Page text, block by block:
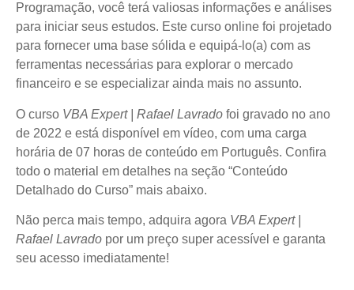
Programação, você terá valiosas informações e análises
para iniciar seus estudos. Este curso online foi projetado
para fornecer uma base sólida e equipá-lo(a) com as
ferramentas necessárias para explorar o mercado
financeiro e se especializar ainda mais no assunto.
O curso VBA Expert | Rafael Lavrado foi gravado no ano
de 2022 e está disponível em vídeo, com uma carga
horária de 07 horas de conteúdo em Português. Confira
todo o material em detalhes na seção “Conteúdo
Detalhado do Curso” mais abaixo.
Não perca mais tempo, adquira agora VBA Expert |
Rafael Lavrado por um preço super acessível e garanta
seu acesso imediatamente!